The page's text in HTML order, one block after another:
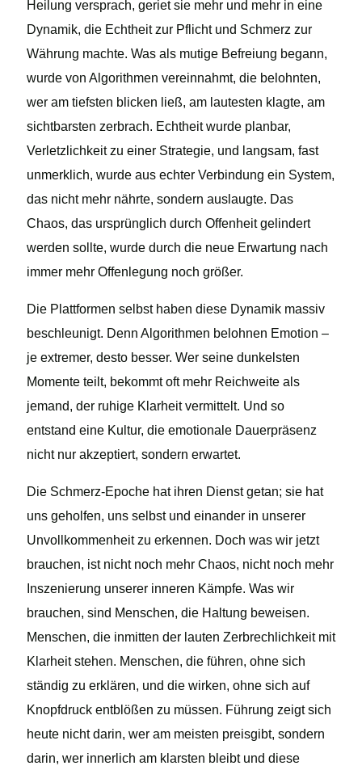
Heilung versprach, geriet sie mehr und mehr in eine
Dynamik, die Echtheit zur Pflicht und Schmerz zur
Währung machte. Was als mutige Befreiung begann,
wurde von Algorithmen vereinnahmt, die belohnten,
wer am tiefsten blicken ließ, am lautesten klagte, am
sichtbarsten zerbrach. Echtheit wurde planbar,
Verletzlichkeit zu einer Strategie, und langsam, fast
unmerklich, wurde aus echter Verbindung ein System,
das nicht mehr nährte, sondern auslaugte. Das
Chaos, das ursprünglich durch Offenheit gelindert
werden sollte, wurde durch die neue Erwartung nach
immer mehr Offenlegung noch größer.
Die Plattformen selbst haben diese Dynamik massiv
beschleunigt. Denn Algorithmen belohnen Emotion –
je extremer, desto besser. Wer seine dunkelsten
Momente teilt, bekommt oft mehr Reichweite als
jemand, der ruhige Klarheit vermittelt. Und so
entstand eine Kultur, die emotionale Dauerpräsenz
nicht nur akzeptiert, sondern erwartet.
Die Schmerz-Epoche hat ihren Dienst getan; sie hat
uns geholfen, uns selbst und einander in unserer
Unvollkommenheit zu erkennen. Doch was wir jetzt
brauchen, ist nicht noch mehr Chaos, nicht noch mehr
Inszenierung unserer inneren Kämpfe. Was wir
brauchen, sind Menschen, die Haltung beweisen.
Menschen, die inmitten der lauten Zerbrechlichkeit mit
Klarheit stehen. Menschen, die führen, ohne sich
ständig zu erklären, und die wirken, ohne sich auf
Knopfdruck entblößen zu müssen. Führung zeigt sich
heute nicht darin, wer am meisten preisgibt, sondern
darin, wer innerlich am klarsten bleibt und diese